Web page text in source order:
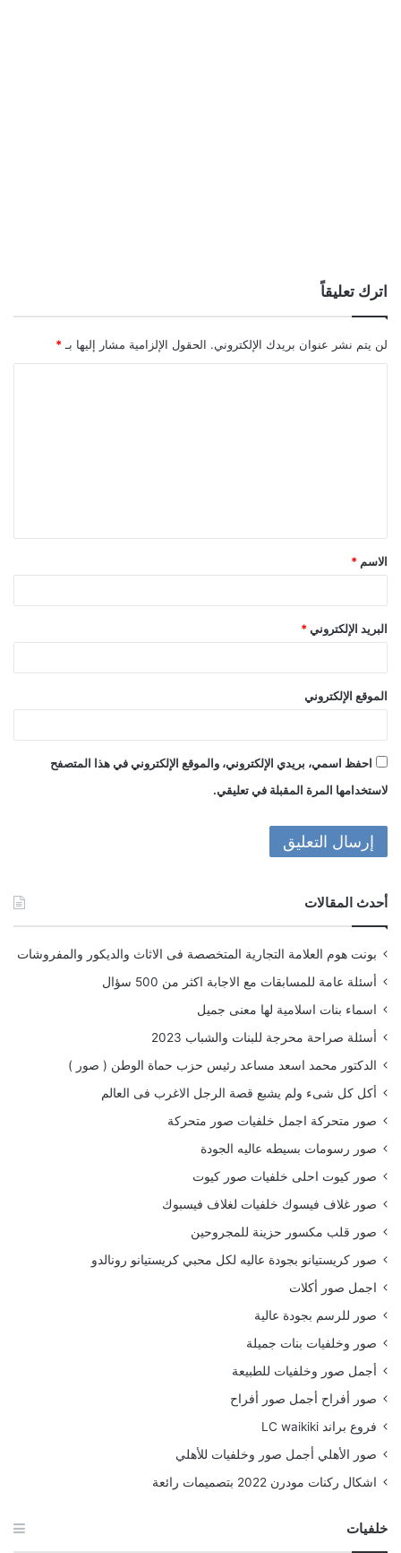
اترك تعليقاً
لن يتم نشر عنوان بريدك الإلكتروني. الحقول الإلزامية مشار إليها بـ *
ق
*
الاسم *
البريد الإلكتروني *
الموقع الإلكتروني
احفظ اسمي، بريدي الإلكتروني، والموقع الإلكتروني في هذا المتصفح
لاستخدامها المرة المقبلة في تعليقي.
أحدث المقالات
بونت هوم العلامة التجارية المتخصصة فى الاثاث والديكور والمفروشات
أسئلة عامة للمسابقات مع الاجابة اكثر من 500 سؤال
اسماء بنات اسلامية لها معنى جميل
أسئلة صراحة محرجة للبنات والشباب 2023
الدكتور محمد اسعد مساعد رئيس حزب حماة الوطن ( صور )
أكل كل شىء ولم يشبع قصة الرجل الاغرب فى العالم
صور متحركة اجمل خلفيات صور متحركة
صور رسومات بسيطه عاليه الجودة
صور كيوت احلى خلفيات صور كيوت
صور غلاف فيسوك خلفيات لغلاف فيسبوك
صور قلب مكسور حزينة للمجروحين
صور كريستيانو بجودة عاليه لكل محبي كريستيانو رونالدو
اجمل صور أكلات
صور للرسم بجودة عالية
صور وخلفيات بنات جميلة
أجمل صور وخلفيات للطبيعة
صور أفراح أجمل صور أفراح
فروع براند LC waikiki
صور الأهلي أجمل صور وخلفيات للأهلي
اشكال ركنات مودرن 2022 بتصميمات رائعة
خلفيات